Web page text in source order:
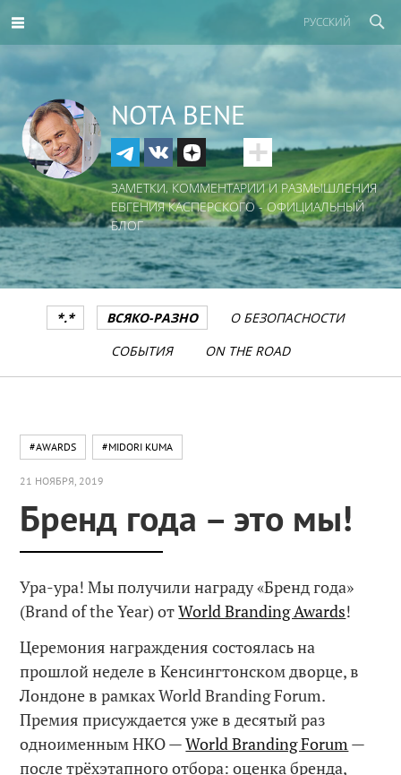
РУССКИЙ
NOTA BENE
ЗАМЕТКИ, КОММЕНТАРИИ И РАЗМЫШЛЕНИЯ
ЕВГЕНИЯ КАСПЕРСКОГО - ОФИЦИАЛЬНЫЙ
БЛОГ
*.* ВСЯКО-РАЗНО
О БЕЗОПАСНОСТИ
СОБЫТИЯ
ON THE ROAD
#AWARDS #MIDORI KUMA
21 НОЯБРЯ, 2019
Бренд года – это мы!
Ура-ура! Мы получили награду «Бренд года»
(Brand of the Year) отWorld Branding Awards!
Церемония награждения состоялась на
прошлой неделе в Кенсингтонском дворце, в
Лондоне в рамках World Branding Forum.
Премия присуждается уже в десятый раз
одноименным НКО —World Branding Forum —
после трёхэтапного отбора: оценка бренда,